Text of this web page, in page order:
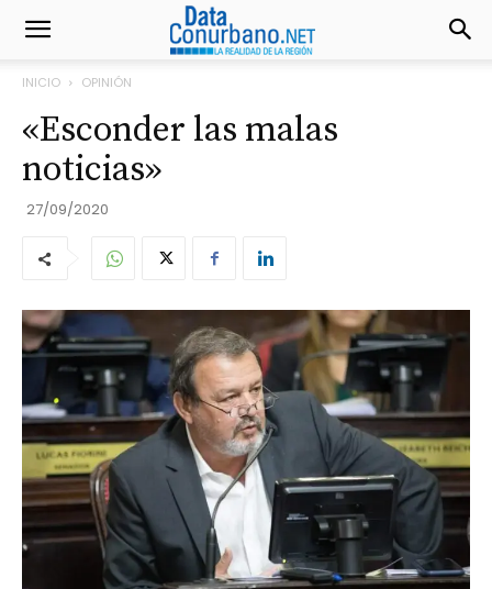
INICIO OPINIÓN
«Esconder las malas
noticias»
27/09/2020